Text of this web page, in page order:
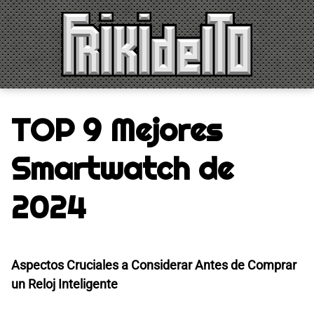
Saltar
al
contenido
TOP 9 Mejores
Smartwatch de
2024
Aspectos Cruciales a Considerar Antes de Comprar
un Reloj Inteligente